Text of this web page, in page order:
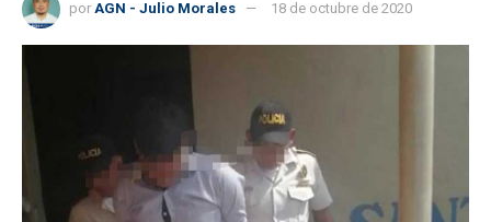
por AGN - Julio Morales 18 de octubre de 2020